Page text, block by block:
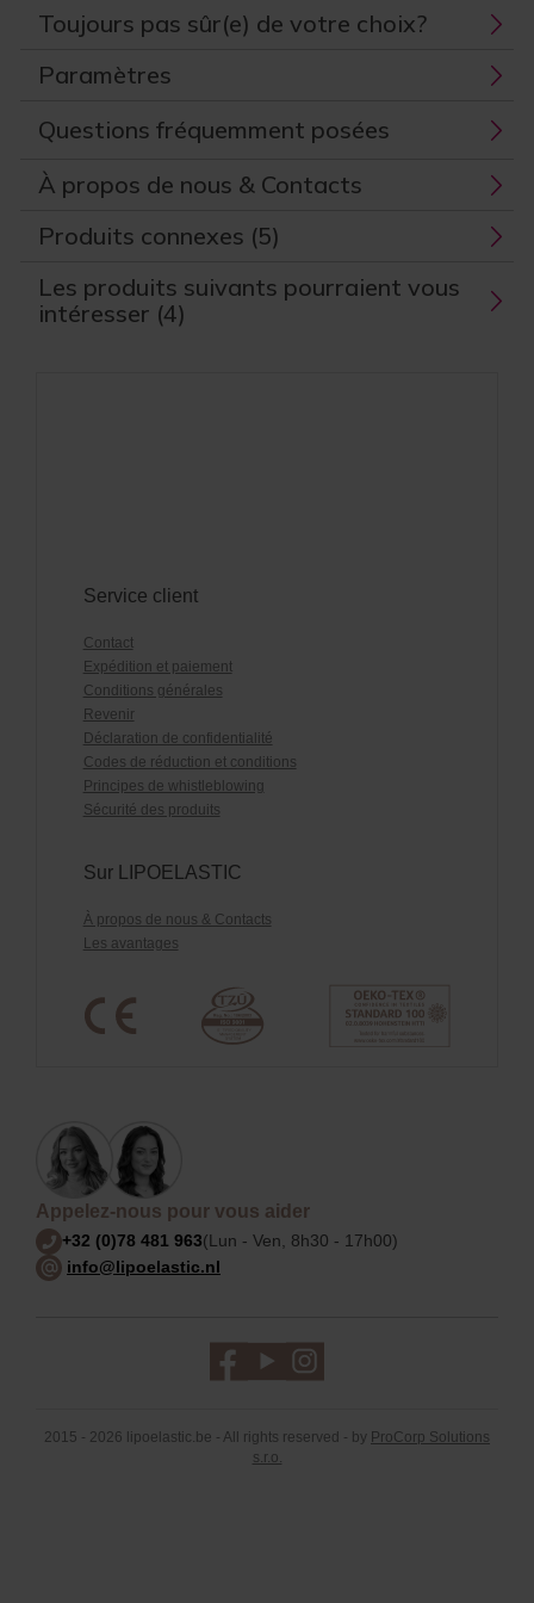
Toujours pas sûr(e) de votre choix?
Paramètres
Questions fréquemment posées
À propos de nous & Contacts
Produits connexes (5)
Les produits suivants pourraient vous
intéresser (4)
Service client
Contact
Expédition et paiement
Conditions générales
Revenir
Déclaration de confidentialité
Codes de réduction et conditions
Principes de whistleblowing
Sécurité des produits
Sur LIPOELASTIC
À propos de nous & Contacts
Les avantages
Appelez-nous pour vous aider
+32 (0)78 481 963(Lun - Ven, 8h30 - 17h00)
info@lipoelastic.nl
2015 - 2026 lipoelastic.be - All rights reserved - by ProCorp Solutions
s.r.o.